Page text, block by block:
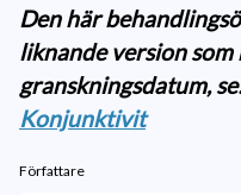
Den här
liknande version som
granskningsdatum,
Konjunktivit
Författare